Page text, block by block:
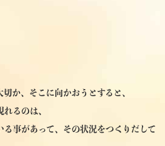
か、そこに向かおうとすると、
るのは、
る事があって、その状況をつくりだして